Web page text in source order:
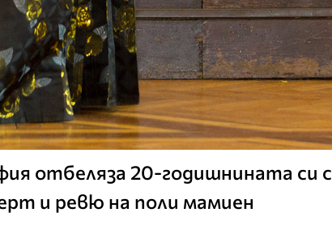
отбеляза 20-годишнината си с
и ревю на поли мамиен